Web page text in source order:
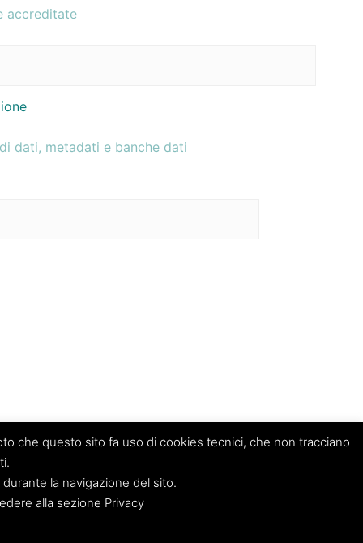
accreditate
dati, metadati e banche dati
che questo sito fa uso di cookies tecnici, che non tracciano
la navigazione del sito.
alla sezione Privacy